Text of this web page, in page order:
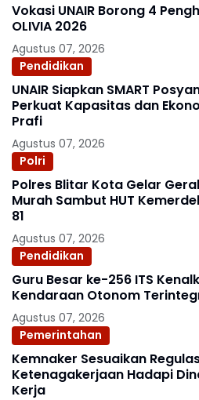
Vokasi UNAIR Borong 4
OLIVIA 2026
Agustus 07, 2026
Pendidikan
UNAIR Siapkan SMART
Perkuat Kapasitas dan
Prafi
Agustus 07, 2026
Polri
Polres Blitar Kota Gelar
Murah Sambut HUT
81
Agustus 07, 2026
Pendidikan
Guru Besar ke-256 ITS
Kendaraan Otonom
Agustus 07, 2026
Pemerintahan
Kemnaker Sesuaikan
Ketenagakerjaan Hadapi
Kerja